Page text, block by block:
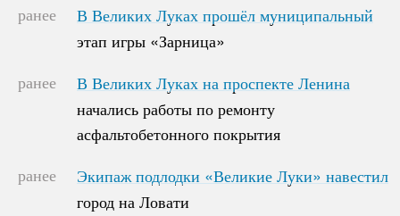
ранее
В Великих Луках прошёл муниципальный
этап игры «Зарница»
В Великих Луках прошёл муниципальный
этап игры «Зарница»
ранее
В Великих Луках на проспекте Ленина
начались работы по ремонту
асфальтобетонного покрытия
В Великих Луках на проспекте Ленина
начались работы по ремонту
асфальтобетонного покрытия
ранее
Экипаж подлодки «Великие Луки» навестил
город на Ловати
Экипаж подлодки «Великие Луки» навестил
город на Ловати